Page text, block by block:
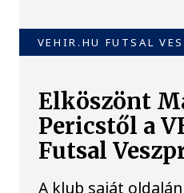
VEHIR.HU FUTSAL
Elköszönt
Pericstől a
Futsal
A klub saját